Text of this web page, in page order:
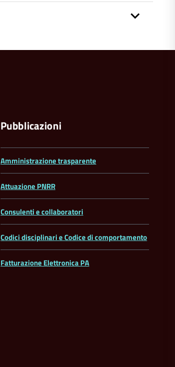
Pubblicazioni
Amministrazione trasparente
Attuazione PNRR
Consulenti e collaboratori
Codici disciplinari e Codice di comportamento
Fatturazione Elettronica PA